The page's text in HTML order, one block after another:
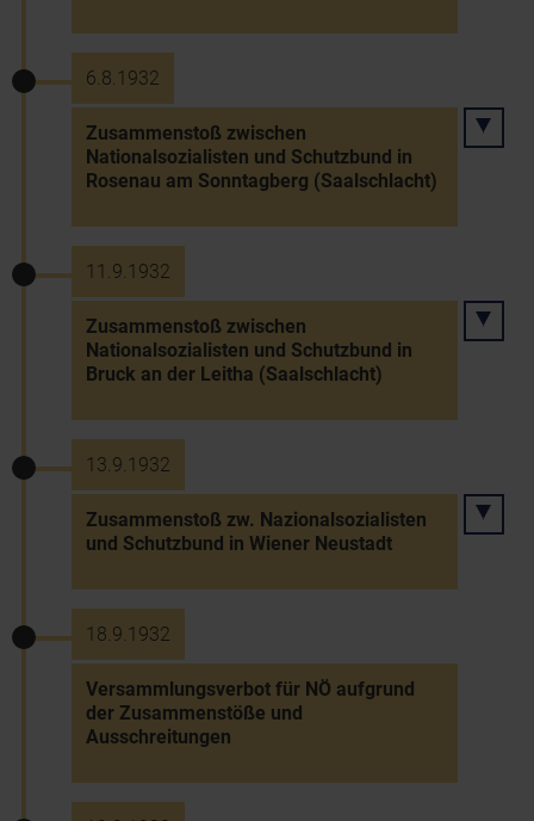
6.8.1932
Zusammenstoß zwischen
Nationalsozialisten und Schutzbund in
Rosenau am Sonntagberg (Saalschlacht)
11.9.1932
Zusammenstoß zwischen
Nationalsozialisten und Schutzbund in
Bruck an der Leitha (Saalschlacht)
13.9.1932
Zusammenstoß zw. Nazionalsozialisten
und Schutzbund in Wiener Neustadt
18.9.1932
Versammlungsverbot für NÖ aufgrund
der Zusammenstöße und
Ausschreitungen